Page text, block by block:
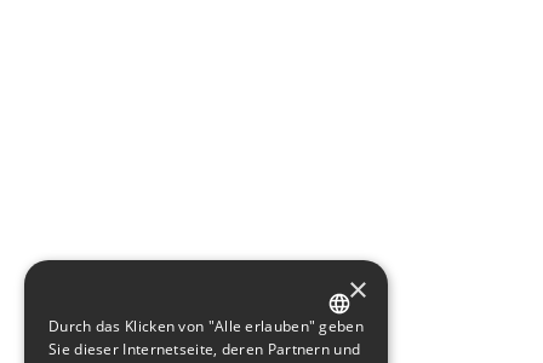
GERMAN
×
Durch das Klicken von "Alle erlauben" geben
Sie dieser Internetseite, deren Partnern und